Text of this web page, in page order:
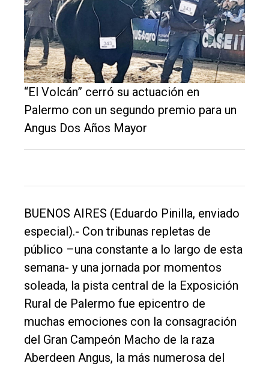
El
único
DIARIO
General
Política
Cultura
Entrevistas
Rural
Deportes
“El Volcán” cerró su actuación en
Palermo con un segundo premio para un
Angus Dos Años Mayor
BUENOS AIRES (Eduardo Pinilla, enviado
especial).- Con tribunas repletas de
público –una constante a lo largo de esta
semana- y una jornada por momentos
soleada, la pista central de la Exposición
Rural de Palermo fue epicentro de
muchas emociones con la consagración
del Gran Campeón Macho de la raza
Aberdeen Angus, la más numerosa del